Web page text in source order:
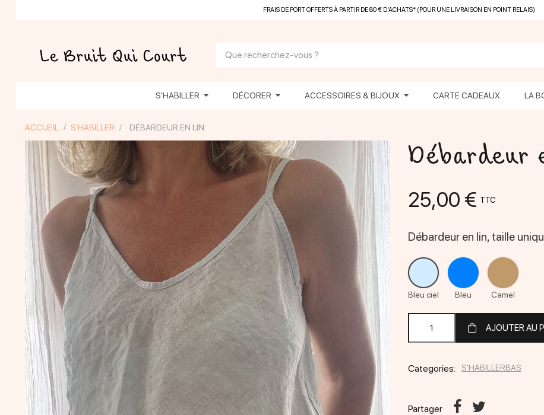
FRAIS DE PORT OFFERTS À PARTIR DE 80 € D'ACHATS* (POUR UNE LIVRAISON EN POINT RELAIS)
S'HABILLER DÉCORER ACCESSOIRES & BIJOUX CARTE CADEAUX LA
ACCUEIL S'HABILLER DÉBARDEUR EN LIN
Débardeur
25,00 € TTC
Débardeur en lin, taille
Bleu
ciel
Bleu ciel
Bleu
Bleu Camel
AJOUTER AU
Categories: S'HABILLERBAS
Partager